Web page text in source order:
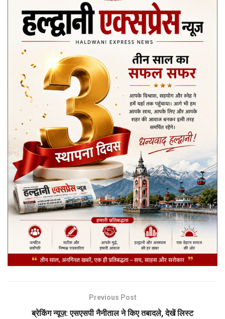
Previous Post
ब्रेकिंग न्यूज़: एसएसपी नैनीताल ने किए तबादले, देखें लिस्ट